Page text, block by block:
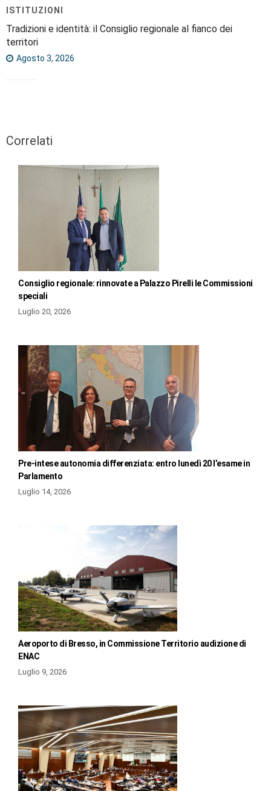
ISTITUZIONI
Tradizioni e identità: il Consiglio regionale al fianco dei
territori
Agosto 3, 2026
Correlati
Consiglio regionale: rinnovate a Palazzo Pirelli le Commissioni
speciali
Luglio 20, 2026
Pre-intese autonomia differenziata: entro lunedì 20 l’esame in
Parlamento
Luglio 14, 2026
Aeroporto di Bresso, in Commissione Territorio audizione di
ENAC
Luglio 9, 2026